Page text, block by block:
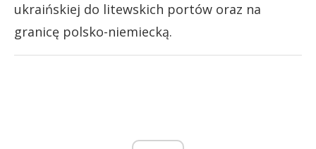
ukraińskiej do litewskich portów oraz na
granicę polsko-niemiecką.